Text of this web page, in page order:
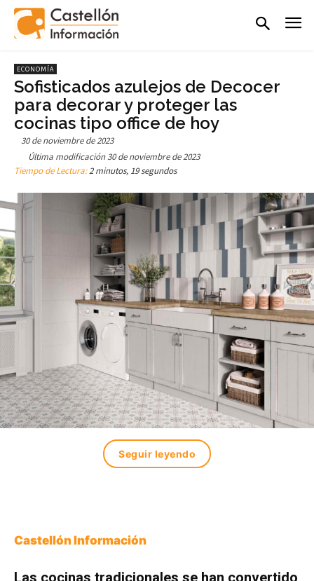
ECONOMÍA
Sofisticados azulejos de Decocer
para decorar y proteger las
cocinas tipo office de hoy
30 de noviembre de 2023
Última modificación 30 de noviembre de 2023
Tiempo de Lectura:2 minutos, 19 segundos
Seguir leyendo
Castellón Información
Las cocinas tradicionales se han convertido